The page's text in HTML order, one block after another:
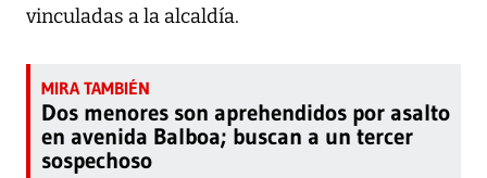
vinculadas a la alcaldía.
Dos menores son aprehendidos por asalto
en avenida Balboa; buscan a un tercer
sospechoso